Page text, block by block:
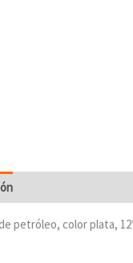
petróleo, color plata,